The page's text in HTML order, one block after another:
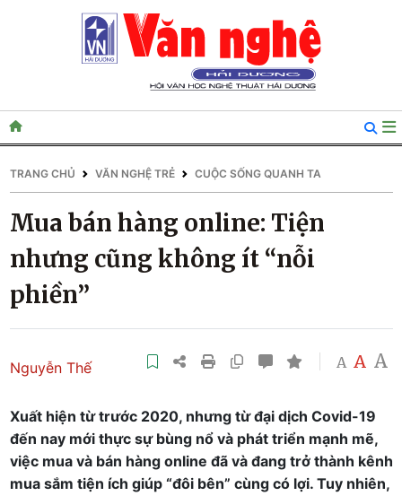
TRANG CHỦ VĂN NGHỆ TRẺ CUỘC SỐNG QUANH TA
Mua bán hàng online: Tiện
nhưng cũng không ít “nỗi
phiền”
Nguyễn Thế A A A
Xuất hiện từ trước 2020, nhưng từ đại dịch Covid-19
đến nay mới thực sự bùng nổ và phát triển mạnh mẽ,
việc mua và bán hàng online đã và đang trở thành kênh
mua sắm tiện ích giúp “đôi bên” cùng có lợi. Tuy nhiên,